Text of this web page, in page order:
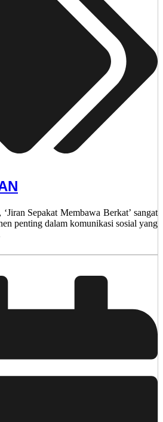
Sepakat Membawa Berkat’ sangat
penting dalam komunikasi sosial yang